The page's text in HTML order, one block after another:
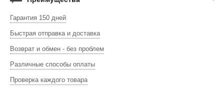
Гарантия 150 дней
Быстрая отправка и доставка
Возврат и обмен - без проблем
Различные способы оплаты
Проверка каждого товара